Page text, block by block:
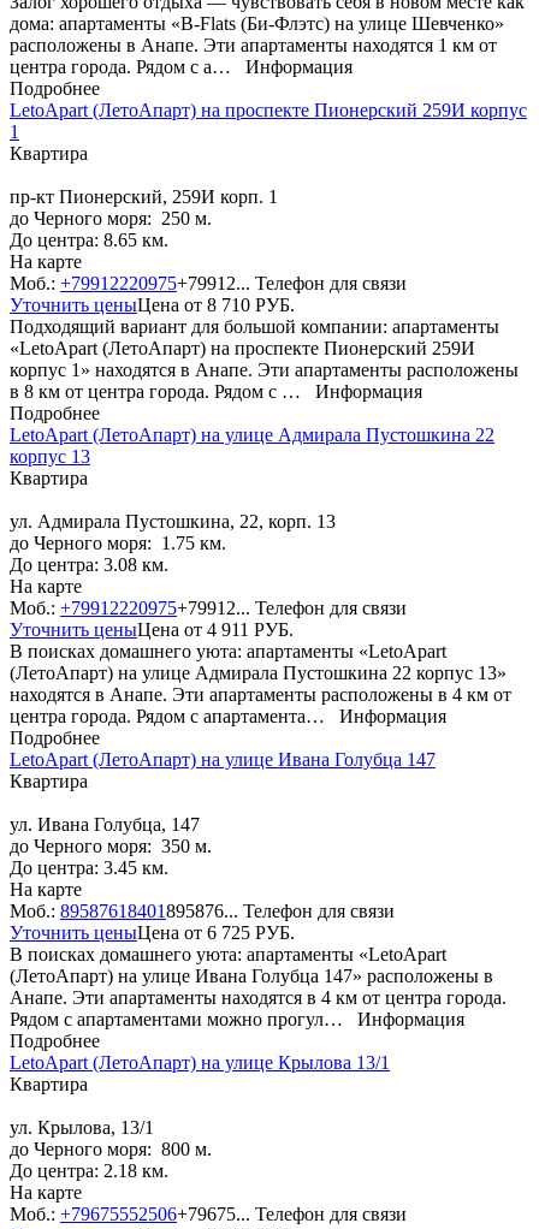
дома: апартаменты «B-Flats (Би-Флэтс) на улице Шевченко»
расположены в Анапе. Эти апартаменты находятся 1 км от
центра города. Рядом с а… Информация
Подробнее
LetoApart (ЛетоАпарт) на проспекте Пионерский 259И корпус
1
Квартира
пр-кт Пионерский, 259И корп. 1
до Черного моря: 250 м.
До центра: 8.65 км.
На карте
Моб.: +79912220975+79912... Телефон для связи
Уточнить ценыЦена от 8 710 РУБ.
Подходящий вариант для большой компании: апартаменты
«LetoApart (ЛетоАпарт) на проспекте Пионерский 259И
корпус 1» находятся в Анапе. Эти апартаменты расположены
в 8 км от центра города. Рядом с … Информация
Подробнее
LetoApart (ЛетоАпарт) на улице Адмирала Пустошкина 22
корпус 13
Квартира
ул. Адмирала Пустошкина, 22, корп. 13
до Черного моря: 1.75 км.
До центра: 3.08 км.
На карте
Моб.: +79912220975+79912... Телефон для связи
Уточнить ценыЦена от 4 911 РУБ.
В поисках домашнего уюта: апартаменты «LetoApart
(ЛетоАпарт) на улице Адмирала Пустошкина 22 корпус 13»
находятся в Анапе. Эти апартаменты расположены в 4 км от
центра города. Рядом с апартамента… Информация
Подробнее
LetoApart (ЛетоАпарт) на улице Ивана Голубца 147
Квартира
ул. Ивана Голубца, 147
до Черного моря: 350 м.
До центра: 3.45 км.
На карте
Моб.: 89587618401895876... Телефон для связи
Уточнить ценыЦена от 6 725 РУБ.
В поисках домашнего уюта: апартаменты «LetoApart
(ЛетоАпарт) на улице Ивана Голубца 147» расположены в
Анапе. Эти апартаменты находятся в 4 км от центра города.
Рядом с апартаментами можно прогул… Информация
Подробнее
LetoApart (ЛетоАпарт) на улице Крылова 13/1
Квартира
ул. Крылова, 13/1
до Черного моря: 800 м.
До центра: 2.18 км.
На карте
Моб.: +79675552506+79675... Телефон для связи